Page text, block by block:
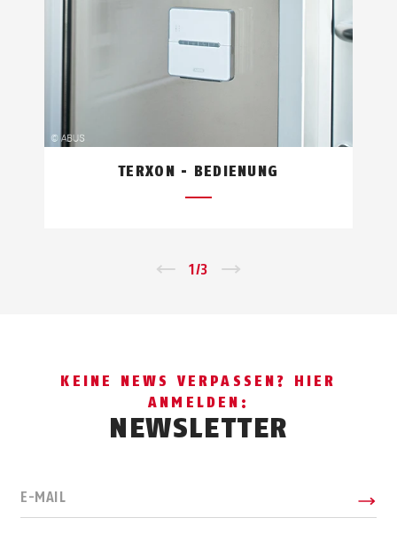
TERXON - BEDIENUNG
1/3
KEINE NEWS VERPASSEN? HIER
ANMELDEN:
NEWSLETTER
E-MAIL